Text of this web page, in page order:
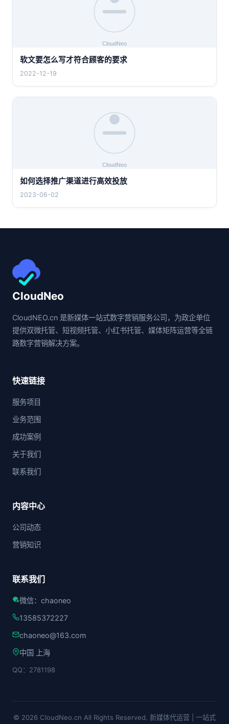
软文要怎么写才符合顾客的要求
2022-12-19
如何选择推广渠道进行高效投放
2023-06-02
CloudNeo
CloudNEO.cn 是新媒体一站式数字营销服务公司，为政企单位
提供双微托管、短视频托管、小红书托管、媒体矩阵运营等全链
路数字营销解决方案。
快速链接
服务项目
业务范围
成功案例
关于我们
联系我们
内容中心
公司动态
营销知识
联系我们
微信：chaoneo
13585372227
chaoneo@163.com
中国 上海
QQ：2781198
© 2026 CloudNeo.cn All Rights Reserved. 新媒体代运营 | 一站式